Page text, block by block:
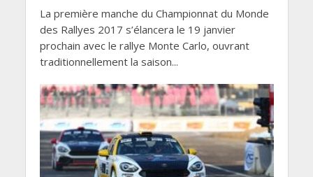
La première manche du Championnat du Monde
des Rallyes 2017 s’élancera le 19 janvier
prochain avec le rallye Monte Carlo, ouvrant
traditionnellement la saison...